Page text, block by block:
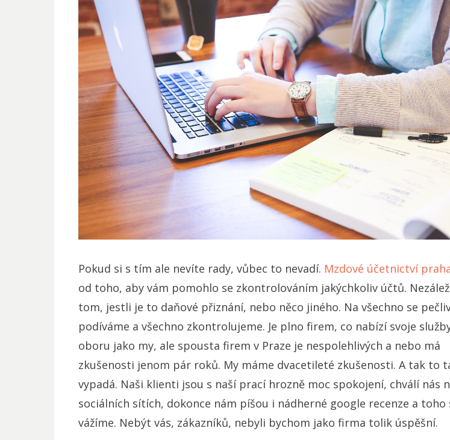
Pokud si s tím ale nevíte rady, vůbec to nevadí. Mzdové účetnictví
od toho, aby vám pomohlo se zkontrolováním jakýchkoliv účtů.
tom, jestli je to daňové přiznání, nebo něco jiného. Na všechno se
podíváme a všechno zkontrolujeme. Je plno firem, co nabízí svoje
oboru jako my, ale spousta firem v Praze je nespolehlivých a nebo má
zkušenosti jenom pár roků. My máme dvacetileté zkušenosti. A tak to
vypadá. Naši klienti jsou s naší prací hrozně moc spokojení, chválí nás
sociálních sítích, dokonce nám píšou i nádherné google recenze a toho
vážíme. Nebýt vás, zákazníků, nebyli bychom jako firma tolik úspěšní.